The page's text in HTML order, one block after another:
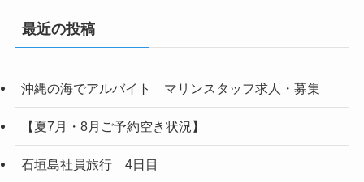
最近の投稿
沖縄の海でアルバイト マリンスタッフ求人・募集
【夏7月・8月ご予約空き状況】
石垣島社員旅行 4日目